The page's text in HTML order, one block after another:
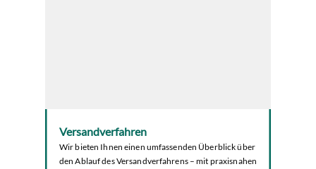
Versandverfahren
Wir bieten Ihnen einen umfassenden Überblick über
den Ablauf des Versandverfahrens – mit praxisnahen